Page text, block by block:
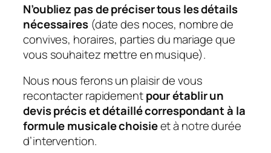
N’oubliez pas de préciser tous les détails
nécessaires(date des noces, nombre de
convives, horaires, parties du mariage que
vous souhaitez mettre en musique).
Nous nous ferons un plaisir de vous
recontacter rapidementpour établir un
devis précis et détaillé correspondant à la
formule musicale choisieet à notre durée
d’intervention.